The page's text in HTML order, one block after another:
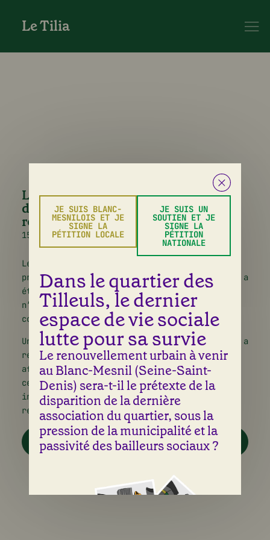
Le Tilia
Les droits des locataires relogés
dans le cadre d’un projet de
renouvellement urbain
15 novembre 2024
Le quartier des Tilleuls fait l’objet d’un
projet de renouvellement urbain. Si le projet a
été élaboré sans concertation citoyenne, il
n’en demeure pas moins que les habitants
concernés bénéficient d’autres droits.
Un adhérent de l’association, M. de Kerautem, a
réalisé une note qui rappelle les droits
afférents aux locataires relogés. Il tenait à
ce qu’elle soit accessible depuis le site
internet de l’association. Nous l’en
remercions.
NOTE SUR LES DROITS DES LOCATAIRES
RELOGÉS
JE SUIS BLANC-
MESNILOIS ET JE
SIGNE LA
PÉTITION LOCALE
JE SUIS UN
SOUTIEN ET JE
SIGNE LA
PÉTITION
NATIONALE
Dans le quartier des
Tilleuls, le dernier
espace de vie sociale
lutte pour sa survie
Le renouvellement urbain à venir
au Blanc-Mesnil (Seine-Saint-
Denis) sera-t-il le prétexte de la
disparition de la dernière
association du quartier, sous la
pression de la municipalité et la
passivité des bailleurs sociaux ?